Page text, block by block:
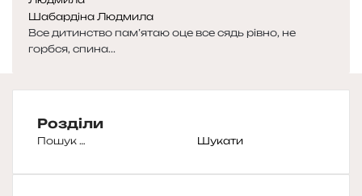
Шабардіна Людмила
Все дитинство пам’ятаю оце все сядь рівно, не
горбся, спина...
Розділи
Пошук: